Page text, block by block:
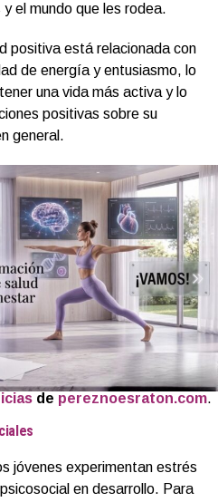
el mundo que les rodea.
positiva está relacionada con
de energía y entusiasmo, lo
una vida más activa y lo
positivas sobre su
general.
de pereznoesraton.com.
jóvenes experimentan estrés
en desarrollo. Para